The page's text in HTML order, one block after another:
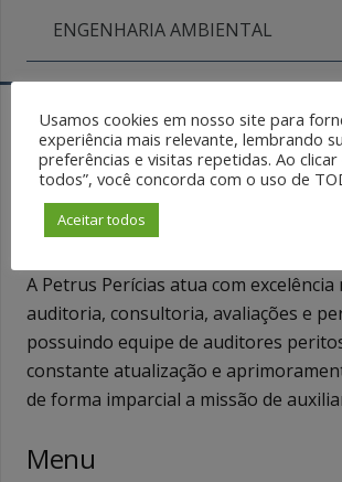
ENGENHARIA AMBIENTAL
A Petrus Perícias atua com excelência
auditoria, consultoria, avaliações e
possuindo equipe de auditores
constante atualização e
de forma imparcial a missão de
Menu
Usamos cookies em nosso site para
experiência mais relevante, lembrando
preferências e visitas repetidas. Ao clicar
todos”, você concorda com o uso de
Aceitar todos